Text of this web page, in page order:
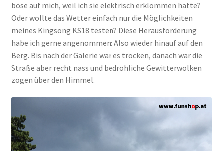
böse auf mich, weil ich sie elektrisch erklommen hatte?
Oder wollte das Wetter einfach nur die Möglichkeiten
meines Kingsong KS18 testen? Diese Herausforderung
habe ich gerne angenommen: Also wieder hinauf auf den
Berg. Bis nach der Galerie war es trocken, danach war die
Straße aber recht nass und bedrohliche Gewitterwolken
zogen über den Himmel.